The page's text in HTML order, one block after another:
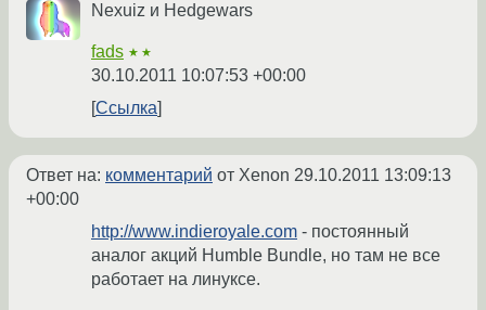
Nexuiz и Hedgewars
fads ★★
30.10.2011 10:07:53 +00:00
Ссылка
Ответ на: комментарий от Xenon 29.10.2011 13:09:13
+00:00
http://www.indieroyale.com - постоянный
аналог акций Humble Bundle, но там не все
работает на линуксе.